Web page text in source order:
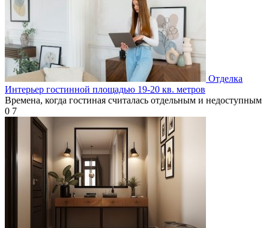
Отделка
Интерьер гостинной площадью 19-20 кв. метров
Времена, когда гостиная считалась отдельным и недоступным
0 7